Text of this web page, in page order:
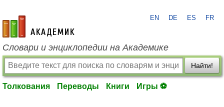
academic.ru
EN DE ES FR
Словари и энциклопедии на Академике
Найти!
Толкования Переводы Книги Игры ⚽